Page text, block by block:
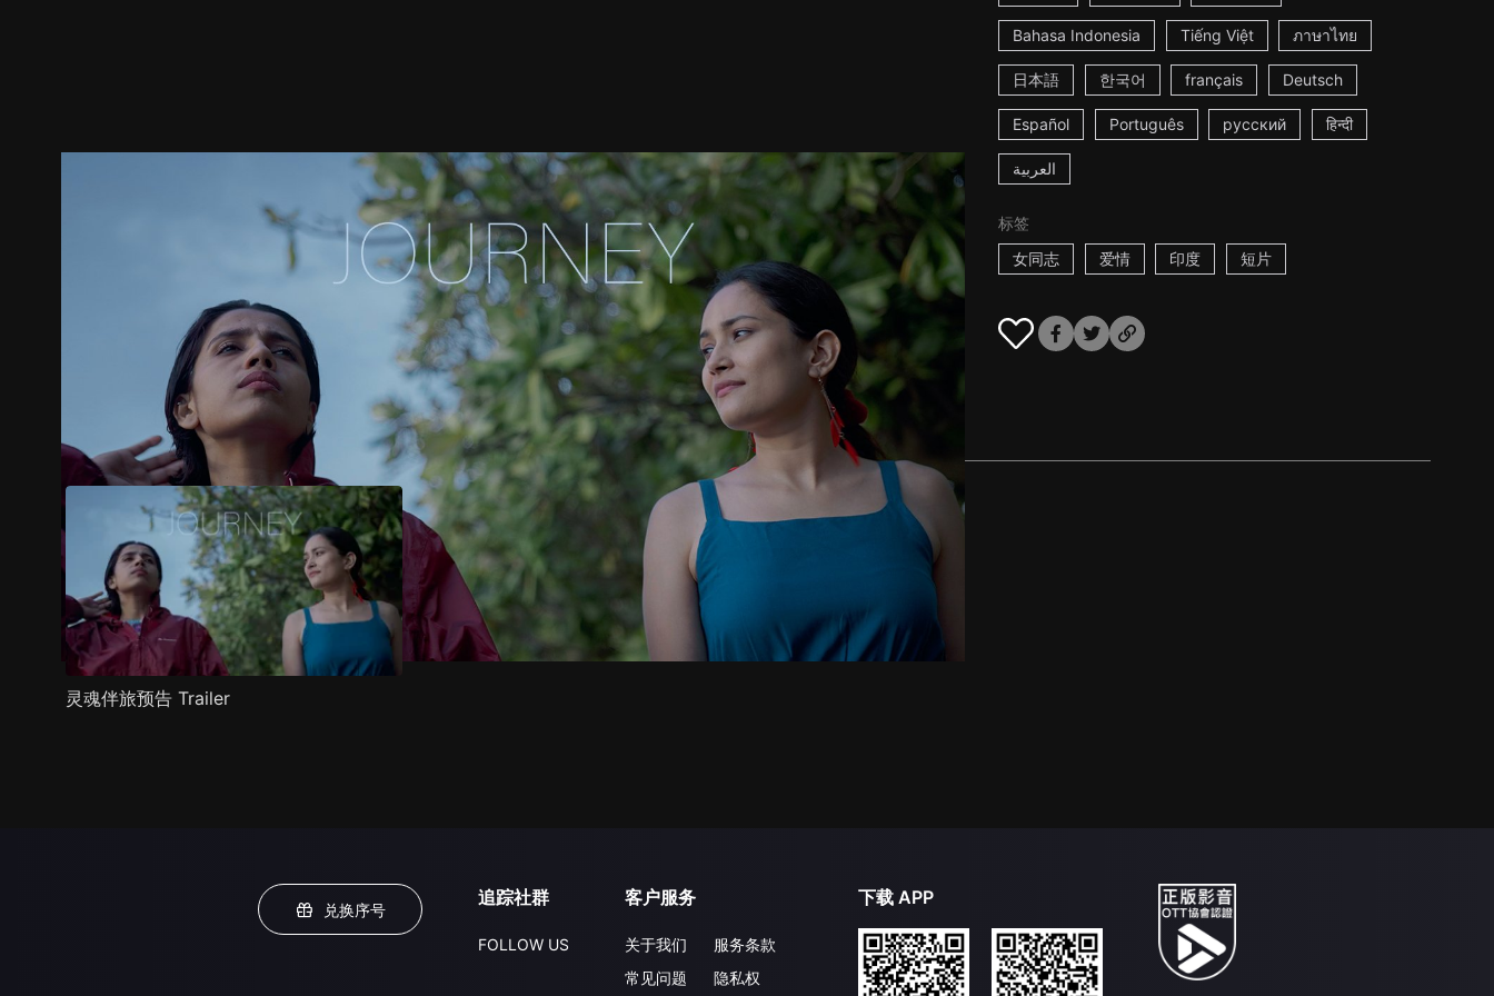
Bahasa Indonesia Tiếng Việt ภาษาไทย
日本語 한국어 français Deutsch
Español Português русский हिन्दी
العربية
标签
女同志
爱情 印度 短片
剧照 推荐影片 剧情介绍
灵魂伴旅预告 Trailer
兑换序号
追踪社群
FOLLOW US
客户服务
关于我们
常见问题
服务条款
隐私权
下载 APP